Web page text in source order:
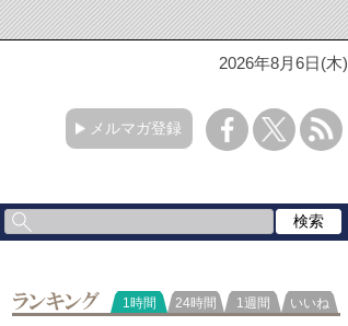
2026年8月6日(木)
メルマガ登録
ランキング
1時間 24時間 1週間 いいね